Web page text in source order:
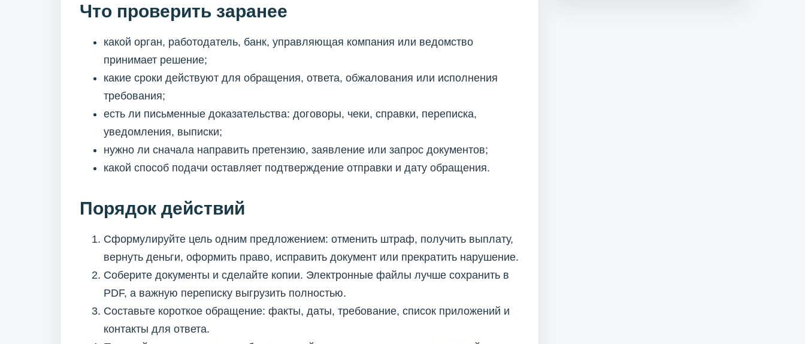
Что проверить заранее
какой орган, работодатель, банк, управляющая компания или ведомство
принимает решение;
какие сроки действуют для обращения, ответа, обжалования или исполнения
требования;
есть ли письменные доказательства: договоры, чеки, справки, переписка,
уведомления, выписки;
нужно ли сначала направить претензию, заявление или запрос документов;
какой способ подачи оставляет подтверждение отправки и дату обращения.
Порядок действий
Сформулируйте цель одним предложением: отменить штраф, получить выплату,
вернуть деньги, оформить право, исправить документ или прекратить нарушение.
Соберите документы и сделайте копии. Электронные файлы лучше сохранить в
PDF, а важную переписку выгрузить полностью.
Составьте короткое обращение: факты, даты, требование, список приложений и
контакты для ответа.